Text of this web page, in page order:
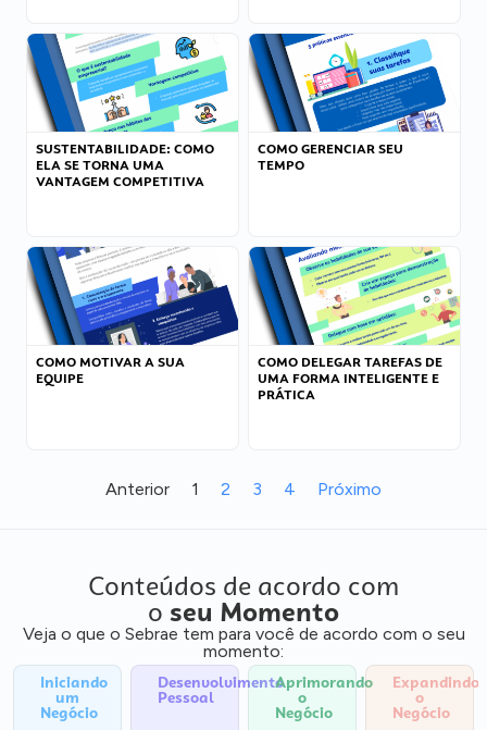
SUSTENTABILIDADE: COMO
ELA SE TORNA UMA
VANTAGEM COMPETITIVA
COMO GERENCIAR SEU
TEMPO
COMO MOTIVAR A SUA
EQUIPE
COMO DELEGAR TAREFAS DE
UMA FORMA INTELIGENTE E
PRÁTICA
Anterior 1 2 3 4 Próximo
Conteúdos de acordo com
o seu Momento
Veja o que o Sebrae tem para você de acordo com o seu
momento:
Iniciando
um
Negócio
Desenvolvimento
Pessoal
Aprimorando
o
Negócio
Expandindo
o
Negócio